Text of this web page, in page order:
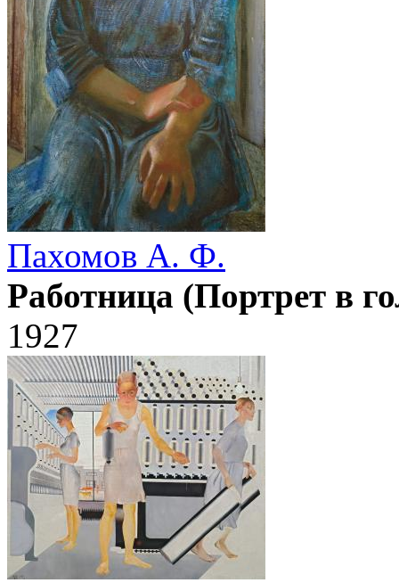
Пахомов А. Ф.
Работница (Портрет в
1927